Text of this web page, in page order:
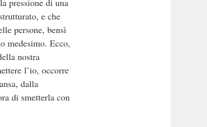
pressione di una
e che
persone, bensì
medesimo. Ecco,
nostra
l’io, occorre
dalla
di smetterla con